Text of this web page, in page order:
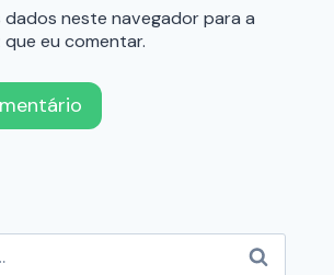
dados neste navegador para a
eu comentar.